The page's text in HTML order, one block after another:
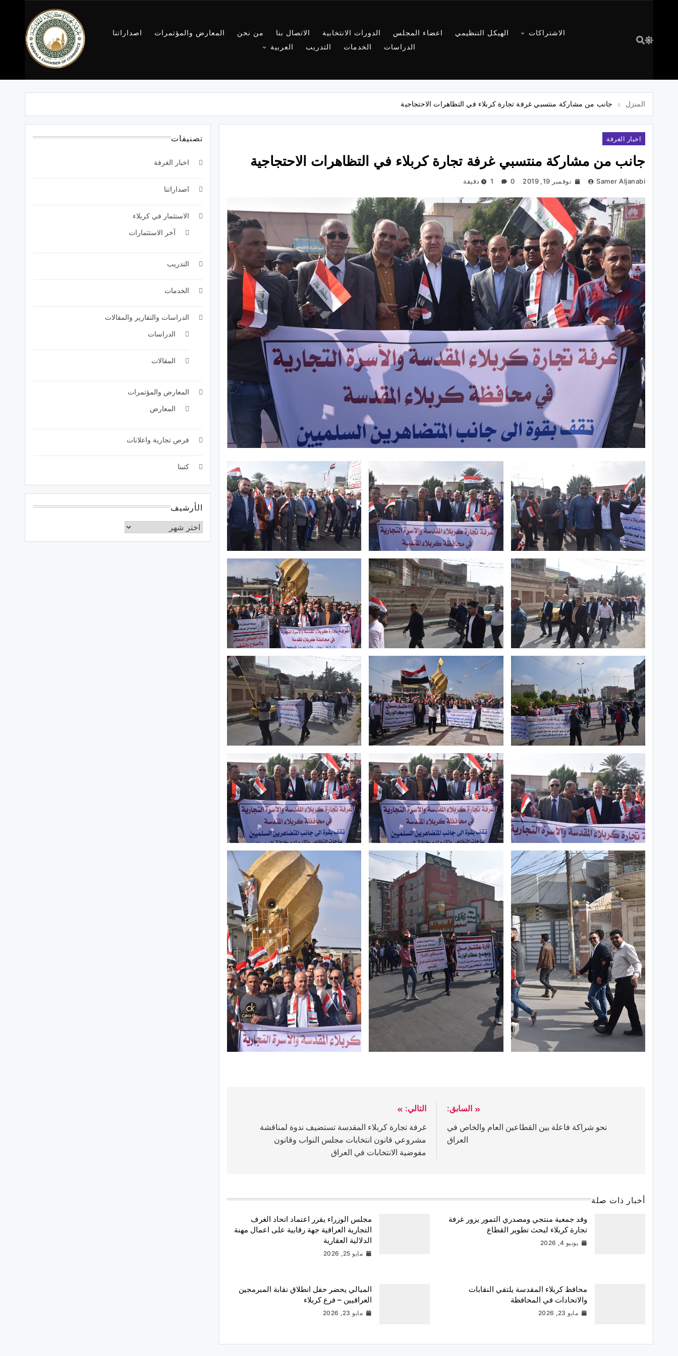
الاشتراكات الهيكل التنظيمي اعضاء المجلس الدورات الانتخابية الاتصال بنا من نحن المعارض والمؤتمرات
اصداراتنا
الدراسات
الخدمات التدريب العربية
غرفة تجارة
المنزل جانب من مشاركة منتسبي غرفة تجارة كربلاء في التظاهرات الاحتجاجية
اخبار الغرفة
جانب من مشاركة منتسبي غرفة تجارة كربلاء في التظاهرات الاحتجاجية
Samer Aljanabi نوفمبر 19, 2019 0 1 دقيقة
السابق:
نحو شراكة فاعلة بين القطاعين العام والخاص في
العراق
التالي:
غرفة تجارة كربلاء المقدسة تستضيف ندوة لمناقشة
مشروعي قانون انتخابات مجلس النواب وقانون
مفوضية الانتخابات في العراق
أخبار ذات صلة
وفد جمعية منتجي ومصدري التمور يزور غرفة
تجارة كربلاء لبحث تطوير القطاع
يونيو 4, 2026
مجلس الوزراء يقرر اعتماد اتحاد الغرف
التجارية العراقية جهة رقابية على اعمال مهنة
الدلالية العقارية
مايو 25, 2026
محافظ كربلاء المقدسة يلتقي النقابات
والاتحادات في المحافظة
مايو 23, 2026
الميالي يحضر حفل انطلاق نقابة المبرمجين
العراقيين – فرع كربلاء
مايو 23, 2026
تصنيفات
اخبار الغرفة
اصداراتنا
الاستثمار في كربلاء
آخر الاستثمارات
التدريب
الخدمات
الدراسات والتقارير والمقالات
الدراسات
المقالات
المعارض والمؤتمرات
المعارض
فرص تجارية واعلانات
كتبنا
الأرشيف